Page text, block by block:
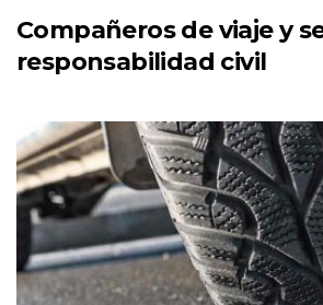
Compañeros de viaje y
responsabilidad civil